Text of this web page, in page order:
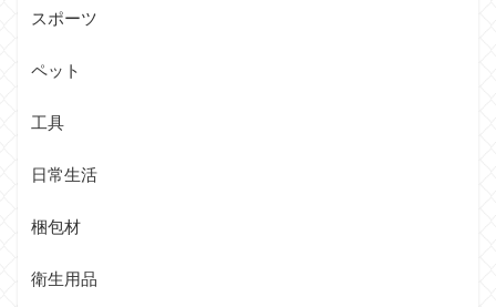
スポーツ
ペット
工具
日常生活
梱包材
衛生用品